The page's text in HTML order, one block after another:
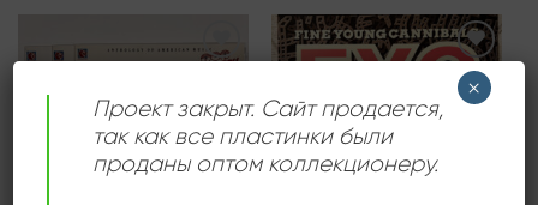
Add to
wishlist
Проект закрыт. Сайт продается,
так как все пластинки были
проданы оптом коллекционеру.
×